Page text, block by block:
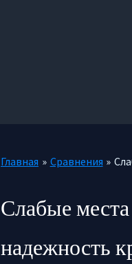
Главная Сравнения
Слабые
надежность